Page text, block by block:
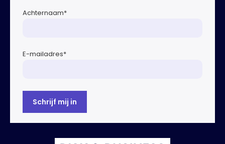
Achternaam*
E-mailadres*